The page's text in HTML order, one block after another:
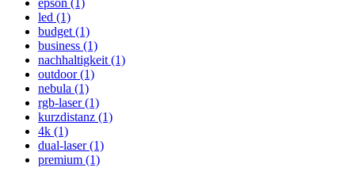
led (1)
budget (1)
business (1)
nachhaltigkeit (1)
outdoor (1)
nebula (1)
rgb-laser (1)
kurzdistanz (1)
4k (1)
dual-laser (1)
premium (1)